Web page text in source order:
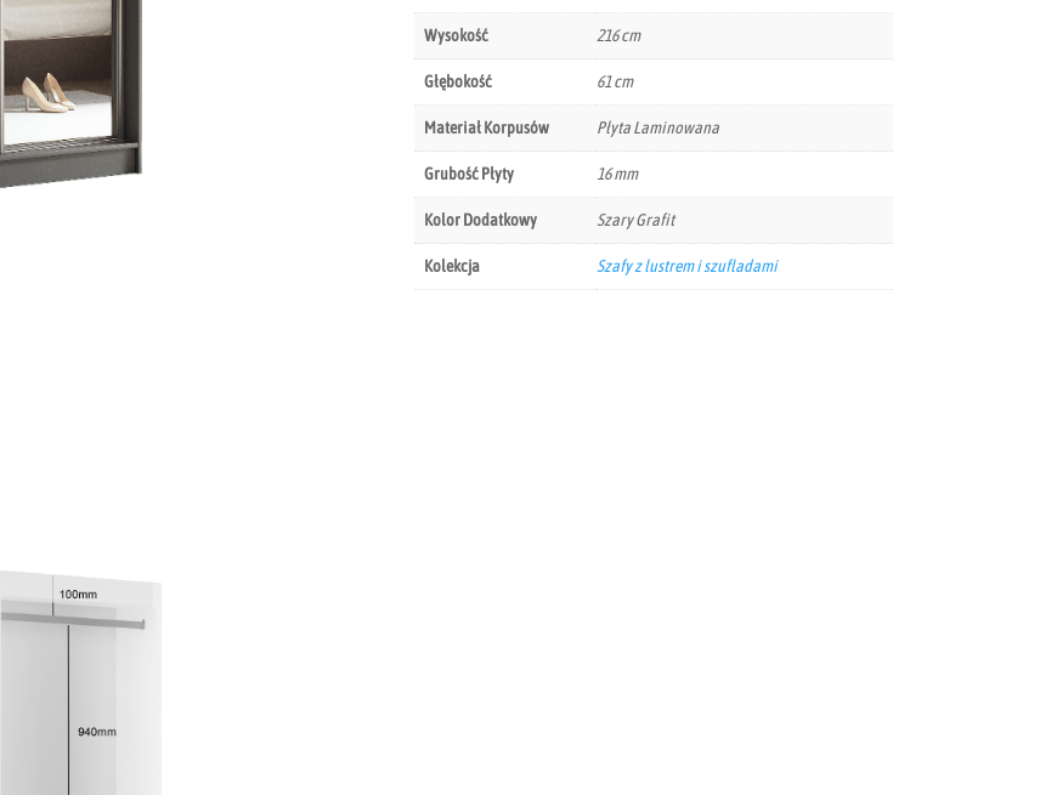
Wysokość 216 cm
Głębokość 61 cm
Materiał Korpusów Płyta Laminowana
Grubość Płyty 16 mm
Kolor Dodatkowy Szary Grafit
Kolekcja Szafy z lustrem i szufladami